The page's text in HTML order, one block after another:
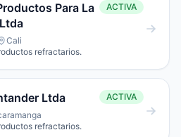
Para La
ACTIVA
Cali
refractarios.
Ltda ACTIVA
refractarios.